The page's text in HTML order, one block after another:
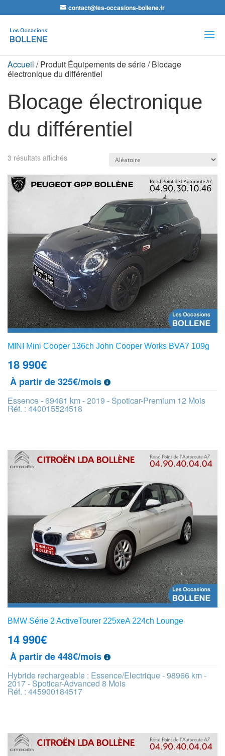
contact@les-occasions-bollene.fr
de
produits
Accueil / Produit Équipements de série / Blocage
électronique du différentiel
Blocage électronique
du différentiel
3 résultats affichés
MINI Mini Cooper 136ch John Cooper Works BVA7 109g
18 990€
À partir de 325€/mois
Essence - 69481 km - 2019 - Spoticar-Premium 12 Mois
Réf. : 440015524518
BMW Série 2 ActiveTourer 225xeA 224ch Lounge
14 990€
À partir de 448€/mois
Hybride rechargeable : Essence/Electrique - 98966 km -
2017 - Spoticar-Advanced 8 Mois
Réf. : 445900184517